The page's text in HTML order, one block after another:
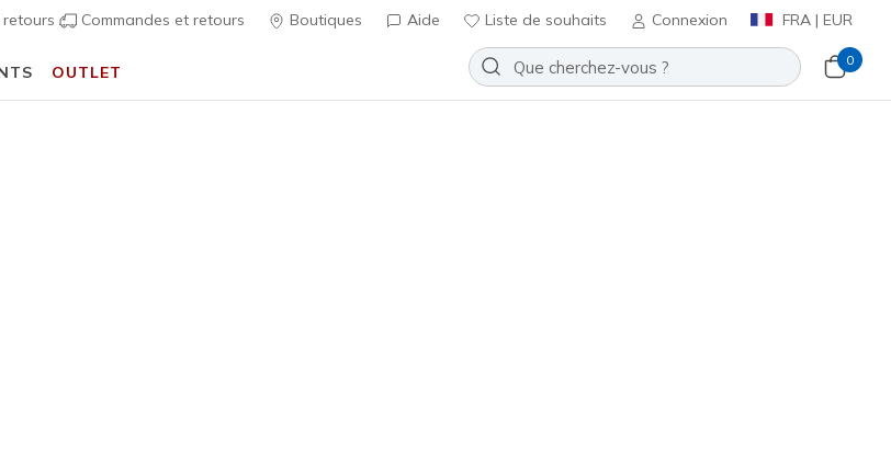
retours Commandes et retours Boutiques Aide Liste de souhaits Connexion FRA | EUR
OUTLET
0